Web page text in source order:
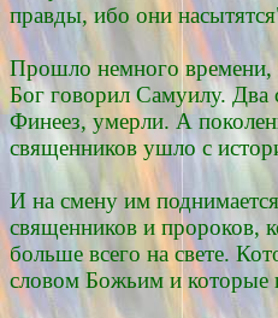
правды, ибо они
Прошло немного времени,
Бог говорил Самуилу.
Финеез, умерли. А
священников ушло с
И на смену им
священников и пророков,
больше всего на свете.
словом Божьим и которые